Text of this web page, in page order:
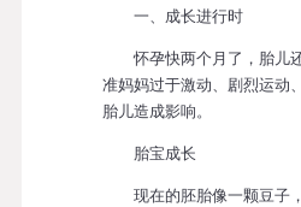
一、成长进行时
怀孕快两个月了，胎儿还
准妈妈过于激动、剧烈运动
胎儿造成影响。
胎宝成长
现在的胚胎像一颗豆子